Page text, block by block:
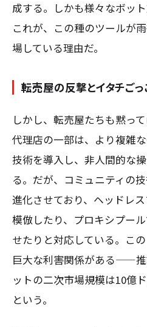
成する。しかも様々なボッ
これが、この種のツールが
場している理由だ。
転売屋の反撃とイタチごっ
しかし、転売屋たちも黙っ
代理店の一部は、より複雑
技術を導入し、非人間的な
る。だが、コミュニティの
進化させており、ヘッドレ
模倣したり、プロキシプー
せたりと対応している。こ
巨大な利害関係がある——推
ットの二次市場規模は10億
という。